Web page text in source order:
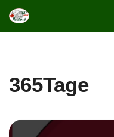
Zum
365Tage